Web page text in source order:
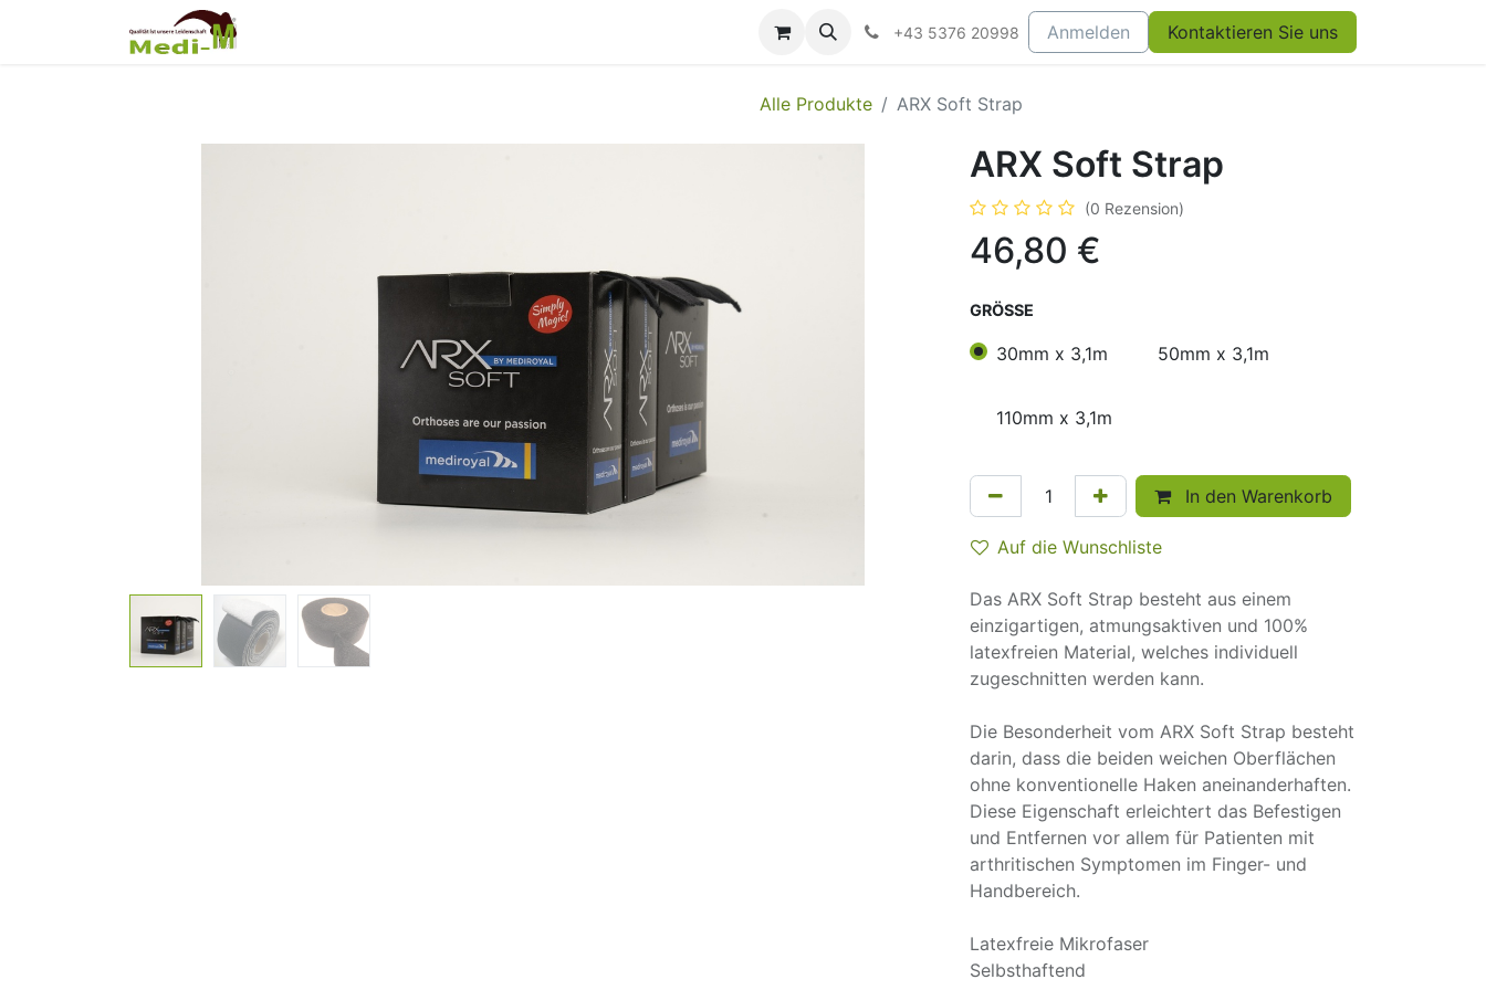
Messen/Veranstaltungen Downloads Hilfe
+43 5376 20998 Anmelden Kontaktieren Sie uns
Alle Produkte ARX Soft Strap
ARX Soft Strap
(0 Rezension)
46,80 €
GRÖSSE
30mm x 3,1m 50mm x 3,1m
110mm x 3,1m
In den Warenkorb
Auf die Wunschliste
Das ARX Soft Strap besteht aus einem
einzigartigen, atmungsaktiven und 100%
latexfreien Material, welches individuell
zugeschnitten werden kann.
Die Besonderheit vom ARX Soft Strap besteht
darin, dass die beiden weichen Oberflächen
ohne konventionelle Haken aneinanderhaften.
Diese Eigenschaft erleichtert das Befestigen
und Entfernen vor allem für Patienten mit
arthritischen Symptomen im Finger- und
Handbereich.
Latexfreie Mikrofaser
Selbsthaftend